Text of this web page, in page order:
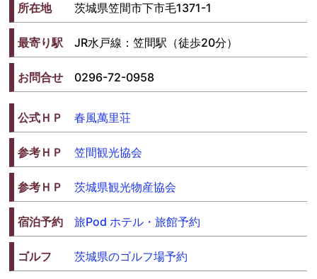
所在地 茨城県笠間市下市毛1371-1
最寄り駅 JR水戸線：笠間駅（徒歩20分）
お問合せ 0296-72-0958
公式ＨＰ 春風萬里荘
参考ＨＰ 笠間観光協会
参考ＨＰ 茨城県観光物産協会
宿泊予約 旅Pod ホテル・旅館予約
ゴルフ 茨城県のゴルフ場予約